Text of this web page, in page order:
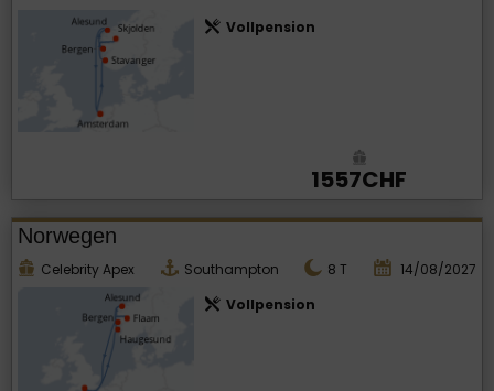
Vollpension
1557CHF
Norwegen
Celebrity Apex Southampton 8 T
14/08/2027
Vollpension